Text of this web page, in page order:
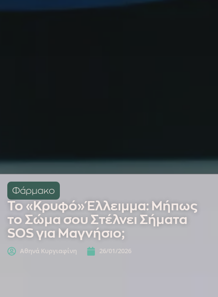
Φάρμακο
Το «Κρυφό» Έλλειμμα: Μήπως
το Σώμα σου Στέλνει Σήματα
SOS για Μαγνήσιο;
Αθηνά Κυργιαφίνη 26/01/2026